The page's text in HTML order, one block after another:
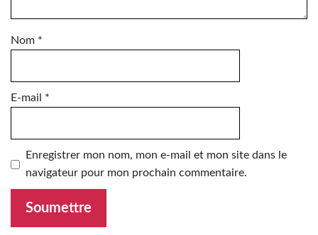
Nom *
E-mail *
Enregistrer mon nom, mon e-mail et mon site dans le
navigateur pour mon prochain commentaire.